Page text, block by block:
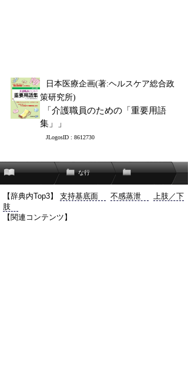
日本医療企画(著:ヘルスケア総合政
策研究所)
「介護職員のための「重要用語
集」」
JLogosID : 8612730
な行
【辞典内Top3】 支持基底面 不感蒸泄
上肢／下
肢
【関連コンテンツ】